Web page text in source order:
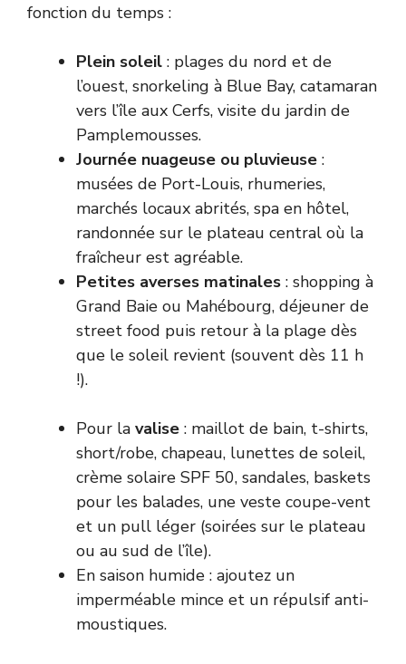
fonction du temps :
Plein soleil : plages du nord et de
l’ouest, snorkeling à Blue Bay, catamaran
vers l’île aux Cerfs, visite du jardin de
Pamplemousses.
Journée nuageuse ou pluvieuse :
musées de Port-Louis, rhumeries,
marchés locaux abrités, spa en hôtel,
randonnée sur le plateau central où la
fraîcheur est agréable.
Petites averses matinales : shopping à
Grand Baie ou Mahébourg, déjeuner de
street food puis retour à la plage dès
que le soleil revient (souvent dès 11 h
!).
Pour la valise : maillot de bain, t-shirts,
short/robe, chapeau, lunettes de soleil,
crème solaire SPF 50, sandales, baskets
pour les balades, une veste coupe-vent
et un pull léger (soirées sur le plateau
ou au sud de l’île).
En saison humide : ajoutez un
imperméable mince et un répulsif anti-
moustiques.